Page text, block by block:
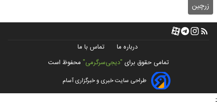
زرچین
درباره ما
تماس با ما
تمامی حقوق برای "دیجی‌سرگرمی" محفوظ است
طراحی سایت خبری و خبرگزاری آسام